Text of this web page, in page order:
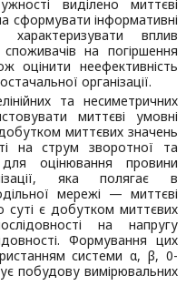
виділено миттєві
сформувати інформативні
вплив
на погіршення
оцінити неефективність
організації.
та несиметричних
миттєві умовні
миттєвих значень
на струм зворотної та
оцінювання провини
яка полягає в
мережі — миттєві
суті є добутком миттєвих
на напругу
Формування цих
системи α, β, 0-
побудову вимірювальних